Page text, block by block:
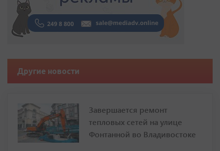
Другие новости
Завершается ремонт
тепловых сетей на улице
Фонтанной во Владивостоке